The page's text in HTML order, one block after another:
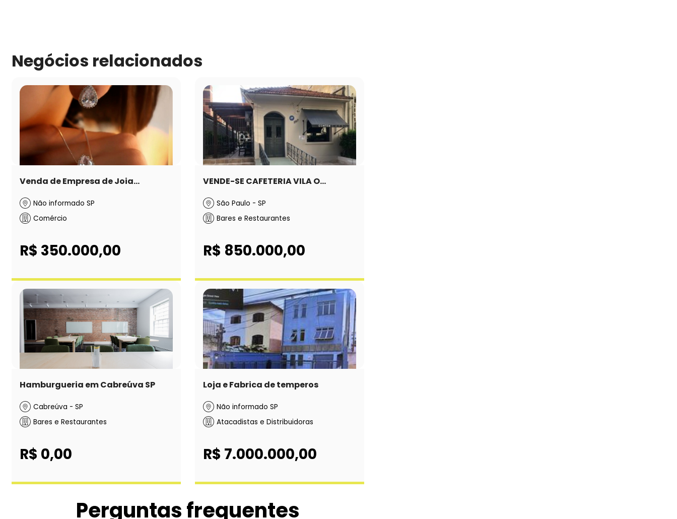
Negócios relacionados
Venda de Empresa de Joia...
Não informado SP
Comércio
R$ 350.000,00
VENDE-SE CAFETERIA VILA O...
São Paulo - SP
Bares e Restaurantes
R$ 850.000,00
Hamburgueria em Cabreúva SP
Cabreúva - SP
Bares e Restaurantes
R$ 0,00
Loja e Fabrica de temperos
Não informado SP
Atacadistas e Distribuidoras
R$ 7.000.000,00
Perguntas frequentes